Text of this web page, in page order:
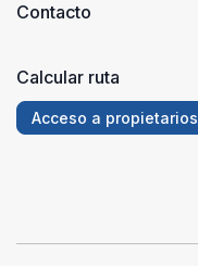
Contacto
Calcular ruta
Acceso a propietarios